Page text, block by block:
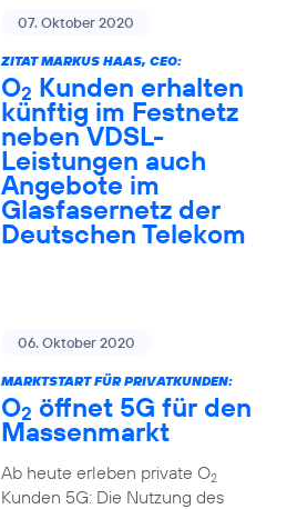
07. Oktober 2020
ZITAT MARKUS HAAS, CEO:
O2 Kunden erhalten
künftig im Festnetz
neben VDSL-
Leistungen auch
Angebote im
Glasfasernetz der
Deutschen Telekom
06. Oktober 2020
MARKTSTART FÜR PRIVATKUNDEN:
O2 öffnet 5G für den
Massenmarkt
Ab heute erleben private O2
Kunden 5G: Die Nutzung des